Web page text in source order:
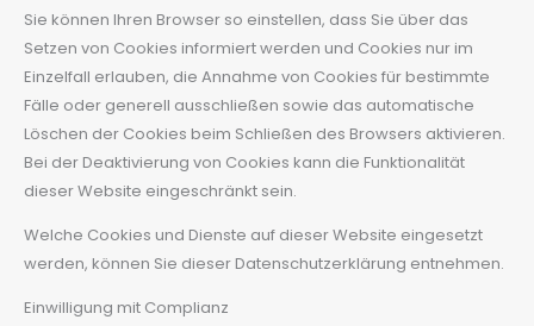
Sie können Ihren Browser so einstellen, dass Sie über das
Setzen von Cookies informiert werden und Cookies nur im
Einzelfall erlauben, die Annahme von Cookies für bestimmte
Fälle oder generell ausschließen sowie das automatische
Löschen der Cookies beim Schließen des Browsers aktivieren.
Bei der Deaktivierung von Cookies kann die Funktionalität
dieser Website eingeschränkt sein.
Welche Cookies und Dienste auf dieser Website eingesetzt
werden, können Sie dieser Datenschutzerklärung entnehmen.
Einwilligung mit Complianz